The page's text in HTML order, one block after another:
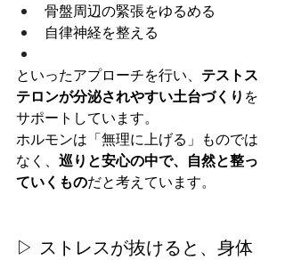
骨盤周辺の緊張をゆるめる
自律神経を整える
といったアプローチを行い、 テストス
テロンが分泌されやすい土台づくり を
サポートしています。
ホルモンは「無理に上げる」ものでは
なく、 巡りと安心の中で、自然と整っ
ていくものだと考えています。
▷ ストレスが抜けると、身体